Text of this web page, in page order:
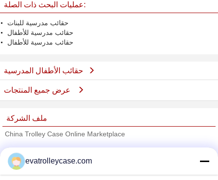
عمليات البحث ذات الصلة:
حقائب مدرسية للبنات
حقائب مدرسية للأطفال
حقائب مدرسية للأطفال
حقائب الأطفال المدرسية
ملف الشركة
China Trolley Case Online Marketplace
Trust Seal
Verified Suplier
evatrolleycase.com